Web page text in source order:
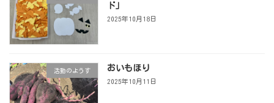
ド」
2025年10月18日
活動のようす おいもほり
2025年10月11日